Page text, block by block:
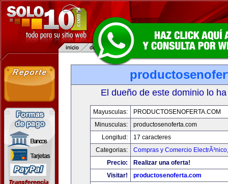
El dueño de este dominio lo
Mayusculas:
PRODUCTOSENOFERTA.COM
Minusculas:
productosenoferta.com
Longitud:
17 caracteres
Categorias:
Compras y Comercio ElectrÃ³nico
Precio:
Realizar una oferta!
Visitar!
productosenoferta.com